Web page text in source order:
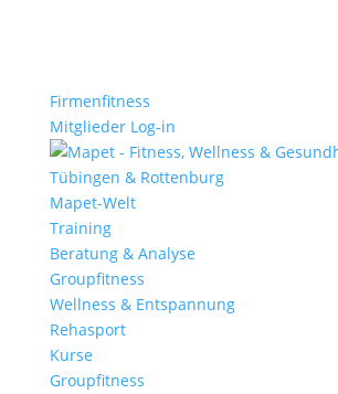
Firmenfitness
Mitglieder Log-in
Mapet-Welt
Training
Beratung & Analyse
Groupfitness
Wellness & Entspannung
Rehasport
Kurse
Groupfitness